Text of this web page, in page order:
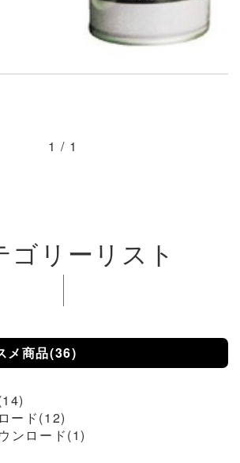
1 / 1
ゴリーリスト
メ商品(36)
ード(12)
ンロード(1)